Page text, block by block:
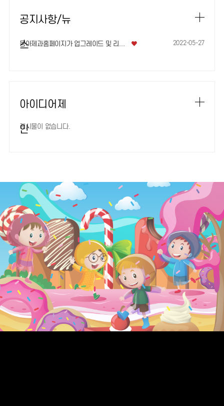
공지사항/뉴
스
동아제과홈페이지가 업그레이드 및 리뉴얼 되었… 2022-05-27
아이디어제
안
게시물이 없습니다.